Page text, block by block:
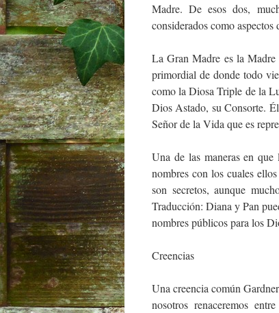
Madre. De esos dos,
considerados como
La Gran Madre es la
primordial de donde todo
como la Diosa Triple de la
Dios Astado, su Consorte.
Señor de la Vida que es
Una de las maneras en
nombres con los cuales
son secretos, aunque
Traducción: Diana y Pan
nombres públicos para los
Creencias
Una creencia común
nosotros renaceremos